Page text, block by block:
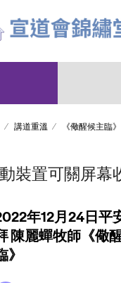
講道重溫 《儆醒候主臨》
裝置可關屏幕